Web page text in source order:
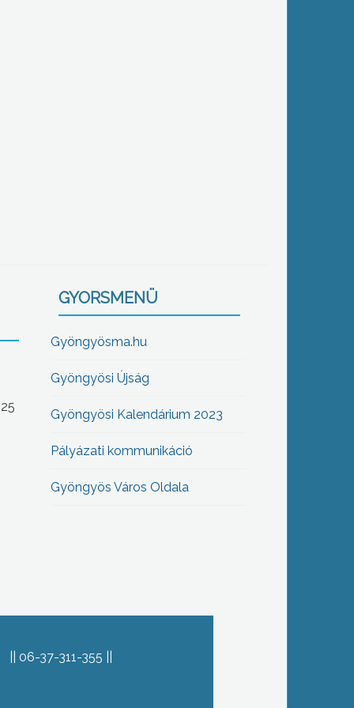
GYORSMENÜ
Gyöngyösma.hu
Gyöngyösi Újság
Gyöngyösi Kalendárium 2023
Pályázati kommunikáció
Gyöngyös Város Oldala
06-37-311-355